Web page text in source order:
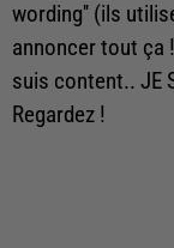
wording'' (ils
annoncer tout ça
suis content.. JE
Regardez !